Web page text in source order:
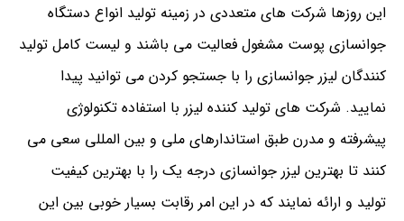
این روزها شرکت های متعددی در زمینه تولید انواع دستگاه
جوانسازی پوست مشغول فعالیت می باشند و لیست کامل تولید
کنندگان لیزر جوانسازی را با جستجو کردن می توانید پیدا
نمایید. شرکت های تولید کننده لیزر با استفاده تکنولوژی
پیشرفته و مدرن طبق استاندارهای ملی و بین المللی سعی می
کنند تا بهترین لیزر جوانسازی درجه یک را با بهترین کیفیت
تولید و ارائه نمایند که در این امر رقابت بسیار خوبی بین این